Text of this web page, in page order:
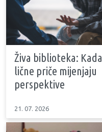
Živa biblioteka: Kada
lične priče mijenjaju
perspektive
21. 07. 2026